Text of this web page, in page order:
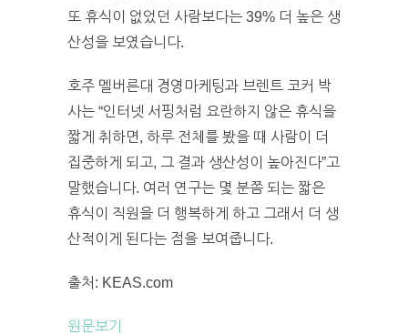
또 휴식이 없었던 사람보다는 39% 더 높은 생
산성을 보였습니다.
호주 멜버른대 경영마케팅과 브렌트 코커 박
사는 “인터넷 서핑처럼 요란하지 않은 휴식을
짧게 취하면, 하루 전체를 봤을 때 사람이 더
집중하게 되고, 그 결과 생산성이 높아진다”고
말했습니다. 여러 연구는 몇 분쯤 되는 짧은
휴식이 직원을 더 행복하게 하고 그래서 더 생
산적이게 된다는 점을 보여줍니다.
출처: KEAS.com
원문보기